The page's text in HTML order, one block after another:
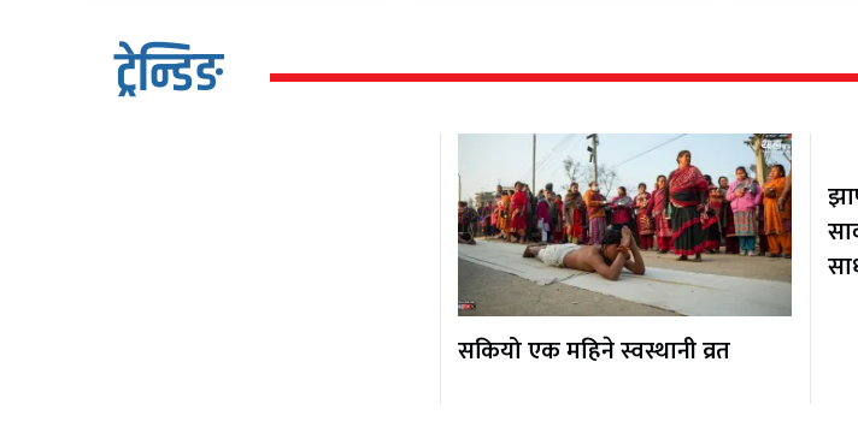
ट्रेन्डिङ
सकियो एक महिने स्वस्थानी व्रत